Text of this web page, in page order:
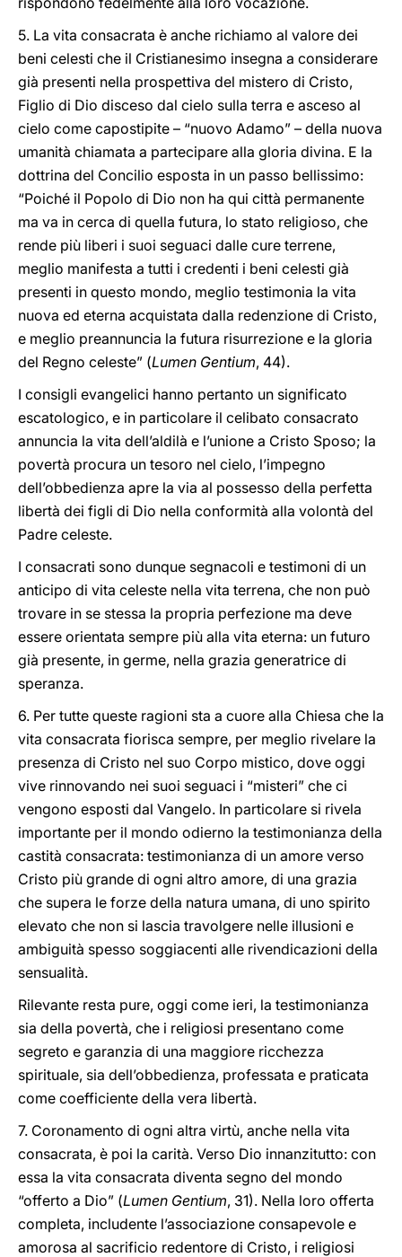
5. La vita consacrata è anche richiamo al valore dei
beni celesti che il Cristianesimo insegna a considerare
già presenti nella prospettiva del mistero di Cristo,
Figlio di Dio disceso dal cielo sulla terra e asceso al
cielo come capostipite – “nuovo Adamo” – della nuova
umanità chiamata a partecipare alla gloria divina. E la
dottrina del Concilio esposta in un passo bellissimo:
“Poiché il Popolo di Dio non ha qui città permanente
ma va in cerca di quella futura, lo stato religioso, che
rende più liberi i suoi seguaci dalle cure terrene,
meglio manifesta a tutti i credenti i beni celesti già
presenti in questo mondo, meglio testimonia la vita
nuova ed eterna acquistata dalla redenzione di Cristo,
e meglio preannuncia la futura risurrezione e la gloria
del Regno celeste” (Lumen Gentium, 44).
I consigli evangelici hanno pertanto un significato
escatologico, e in particolare il celibato consacrato
annuncia la vita dell’aldilà e l’unione a Cristo Sposo; la
povertà procura un tesoro nel cielo, l’impegno
dell’obbedienza apre la via al possesso della perfetta
libertà dei figli di Dio nella conformità alla volontà del
Padre celeste.
I consacrati sono dunque segnacoli e testimoni di un
anticipo di vita celeste nella vita terrena, che non può
trovare in se stessa la propria perfezione ma deve
essere orientata sempre più alla vita eterna: un futuro
già presente, in germe, nella grazia generatrice di
speranza.
6. Per tutte queste ragioni sta a cuore alla Chiesa che la
vita consacrata fiorisca sempre, per meglio rivelare la
presenza di Cristo nel suo Corpo mistico, dove oggi
vive rinnovando nei suoi seguaci i “misteri” che ci
vengono esposti dal Vangelo. In particolare si rivela
importante per il mondo odierno la testimonianza della
castità consacrata: testimonianza di un amore verso
Cristo più grande di ogni altro amore, di una grazia
che supera le forze della natura umana, di uno spirito
elevato che non si lascia travolgere nelle illusioni e
ambiguità spesso soggiacenti alle rivendicazioni della
sensualità.
Rilevante resta pure, oggi come ieri, la testimonianza
sia della povertà, che i religiosi presentano come
segreto e garanzia di una maggiore ricchezza
spirituale, sia dell’obbedienza, professata e praticata
come coefficiente della vera libertà.
7. Coronamento di ogni altra virtù, anche nella vita
consacrata, è poi la carità. Verso Dio innanzitutto: con
essa la vita consacrata diventa segno del mondo
“offerto a Dio” (Lumen Gentium, 31). Nella loro offerta
completa, includente l’associazione consapevole e
amorosa al sacrificio redentore di Cristo, i religiosi